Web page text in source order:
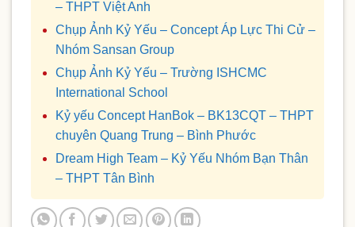
– THPT Việt Anh
Chụp Ảnh Kỷ Yếu – Concept Áp Lực Thi Cử –
Nhóm Sansan Group
Chụp Ảnh Kỷ Yếu – Trường ISHCMC
International School
Kỷ yếu Concept HanBok – BK13CQT – THPT
chuyên Quang Trung – Bình Phước
Dream High Team – Kỷ Yếu Nhóm Bạn Thân
– THPT Tân Bình